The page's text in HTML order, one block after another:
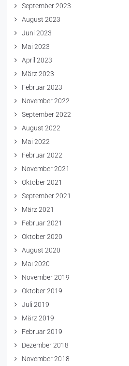
September 2023
August 2023
Juni 2023
Mai 2023
April 2023
März 2023
Februar 2023
November 2022
September 2022
August 2022
Mai 2022
Februar 2022
November 2021
Oktober 2021
September 2021
März 2021
Februar 2021
Oktober 2020
August 2020
Mai 2020
November 2019
Oktober 2019
Juli 2019
März 2019
Februar 2019
Dezember 2018
November 2018